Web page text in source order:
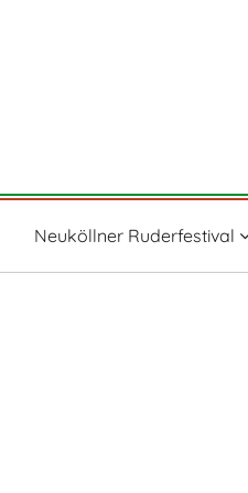
Neuköllner Ruderfestival